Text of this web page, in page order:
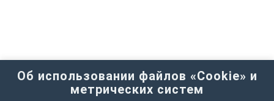
Об использовании файлов «Cookie» и
метрических систем